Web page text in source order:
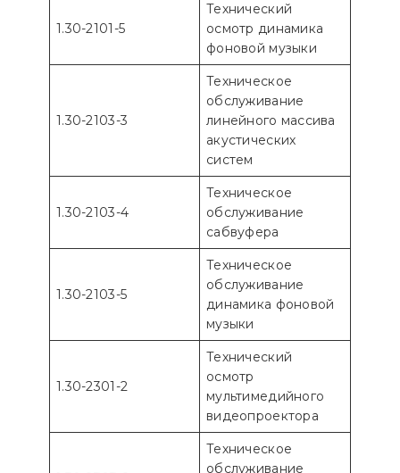
1.30-2101-5
Технический
осмотр динамика
фоновой музыки
1.30-2103-3
Техническое
обслуживание
линейного массива
акустических
систем
1.30-2103-4
Техническое
обслуживание
сабвуфера
1.30-2103-5
Техническое
обслуживание
динамика фоновой
музыки
1.30-2301-2
Технический
осмотр
мультимедийного
видеопроектора
Техническое
обслуживание